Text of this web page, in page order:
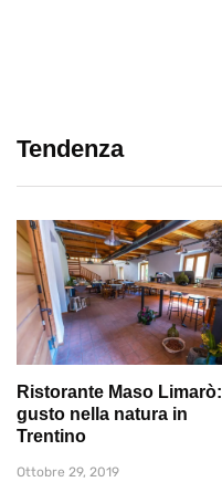
Tendenza
Ristorante Maso Limarò:
gusto nella natura in
Trentino
Ottobre 29, 2019